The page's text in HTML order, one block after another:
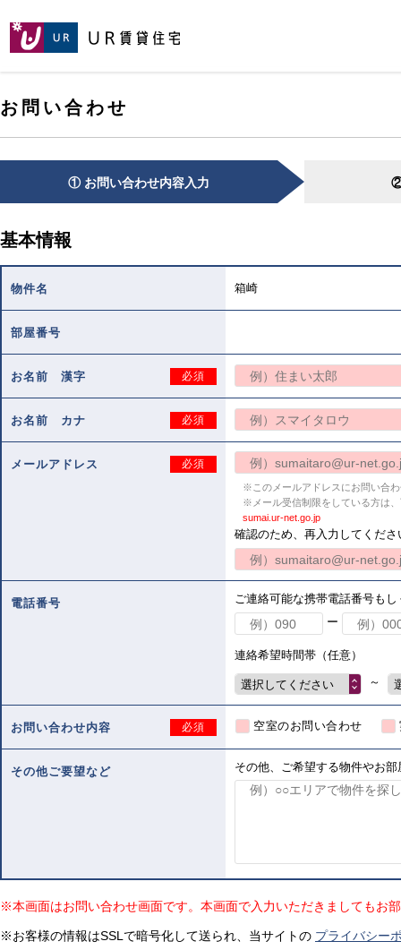
[こ
ヘ
ッ
ダ
お問い合わせ
[こ
か
文
す。]
か
イ
コ
ツ
す。]
① お問い合わせ内容入力 ②
基本情報
物件名 箱崎
部屋番号
お名前 漢字 必須
お名前 カナ 必須
メールアドレス 必須
※このメールアドレスにお問い合
※メール受信制限をしている方は
sumai.ur-net.go.jp
確認のため、再入力してくださ
電話番号
ご連絡可能な携帯電話番号も
ー
連絡希望時間帯（任意）
選択してください ～
お問い合わせ内容 必須 空室のお問い合わせ
その他ご要望など その他、ご希望する物件やお
※本画面はお問い合わせ画面です。本画面で入力いただきましてもお
※お客様の情報はSSLで暗号化して送られ、当サイトの プライバシー
ペ
先
頭
へ